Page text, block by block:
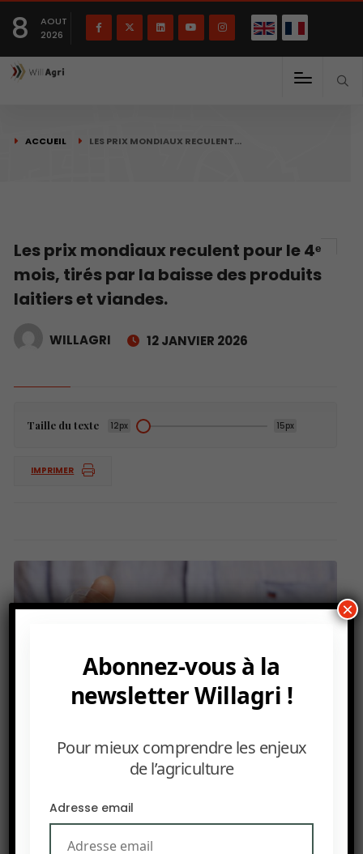
8
AOUT
2026
ACCUEIL LES PRIX MONDIAUX RECULENT…
Les prix mondiaux reculent pour le 4ᵉ
mois, tirés par la baisse des produits
laitiers et viandes.
WILLAGRI 12 JANVIER 2026
Taille du texte 12px 15px
IMPRIMER
PRÉCEDENT
Foodtech à la croisée des chemins : recalibrage,
régulation et réalité
Abonnez-vous à la
newsletter Willagri !
Pour mieux comprendre les enjeux
de l’agriculture
Adresse email
×
Français English(English)